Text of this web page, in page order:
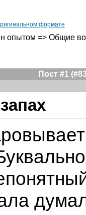
формате
опытом => Общие
Пост #1